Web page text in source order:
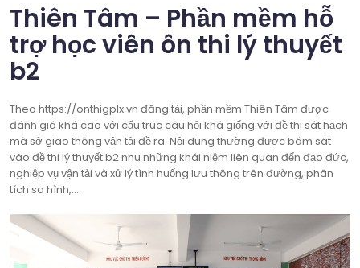
Thiên Tâm – Phần mềm hỗ
trợ học viên ôn thi lý thuyết
b2
Theo https://onthigplx.vn đăng tải, phần mềm Thiên Tâm được
đánh giá khá cao với cấu trúc câu hỏi khá giống với đề thi sát hạch
mà sở giao thông vận tải đề ra. Nội dung thường được bám sát
vào đề thi lý thuyết b2 nhu những khái niệm liên quan đến đạo đức,
nghiệp vụ vận tải và xử lý tình huống lưu thông trên đường, phân
tích sa hình,….